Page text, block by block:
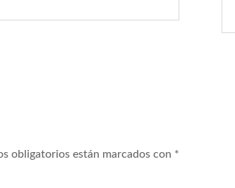
obligatorios están marcados con *